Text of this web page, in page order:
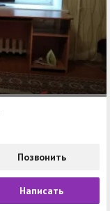
Позвонить
Написать